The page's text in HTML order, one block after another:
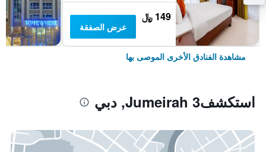
149 ﷼
عرض الصفقة
مشاهدة الفنادق الأخرى الموصى بها
استكشفJumeirah 3, دبي